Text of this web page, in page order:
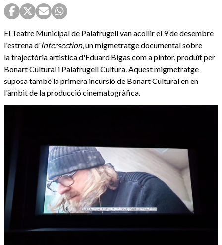
El Teatre Municipal de Palafrugell van acollir el 9 de desembre
l'estrena d'Intersection, un migmetratge documental sobre
la trajectòria artistica d'Eduard Bigas com a pintor, produït per
Bonart Cultural i Palafrugell Cultura. Aquest migmetratge
suposa també la primera incursió de Bonart Cultural en en
l'àmbit de la producció cinematogràfica.